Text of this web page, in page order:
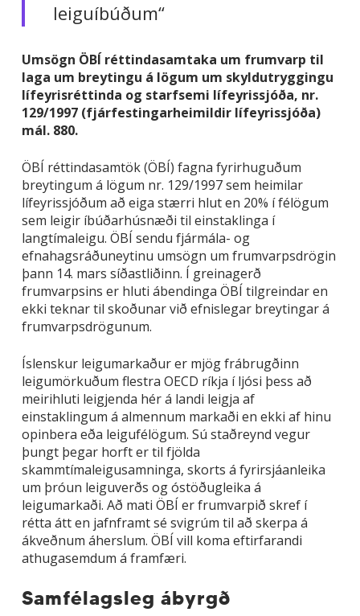
leiguíbúðum“
Umsögn ÖBÍ réttindasamtaka um frumvarp til
laga um breytingu á lögum um skyldutryggingu
lífeyrisréttinda og starfsemi lífeyrissjóða, nr.
129/1997 (fjárfestingarheimildir lífeyrissjóða)
mál. 880.
ÖBÍ réttindasamtök (ÖBÍ) fagna fyrirhuguðum
breytingum á lögum nr. 129/1997 sem heimilar
lífeyrissjóðum að eiga stærri hlut en 20% í félögum
sem leigir íbúðarhúsnæði til einstaklinga í
langtímaleigu. ÖBÍ sendu fjármála- og
efnahagsráðuneytinu umsögn um frumvarpsdrögin
þann 14. mars síðastliðinn. Í greinagerð
frumvarpsins er hluti ábendinga ÖBÍ tilgreindar en
ekki teknar til skoðunar við efnislegar breytingar á
frumvarpsdrögunum.
Íslenskur leigumarkaður er mjög frábrugðinn
leigumörkuðum flestra OECD ríkja í ljósi þess að
meirihluti leigjenda hér á landi leigja af
einstaklingum á almennum markaði en ekki af hinu
opinbera eða leigufélögum. Sú staðreynd vegur
þungt þegar horft er til fjölda
skammtímaleigusamninga, skorts á fyrirsjáanleika
um þróun leiguverðs og óstöðugleika á
leigumarkaði. Að mati ÖBÍ er frumvarpið skref í
rétta átt en jafnframt sé svigrúm til að skerpa á
ákveðnum áherslum. ÖBÍ vill koma eftirfarandi
athugasemdum á framfæri.
Samfélagsleg ábyrgð